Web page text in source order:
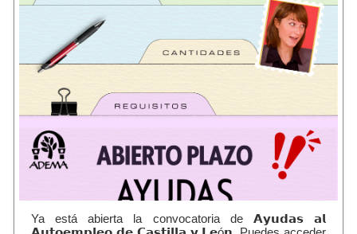
Ya está abierta la convocatoria de 𝗔𝘆𝘂𝗱𝗮𝘀 𝗮𝗹